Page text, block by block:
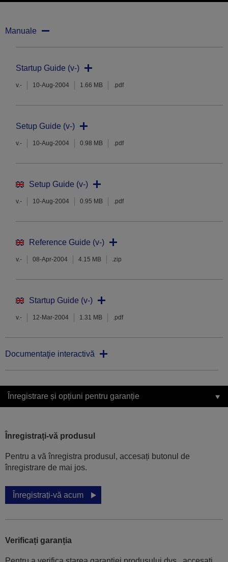
Manuale
Startup Guide (v-)
v.- 10-Aug-2004 1.66 MB .pdf
Setup Guide (v-)
v.- 10-Aug-2004 0.98 MB .pdf
Setup Guide (v-)
v.- 10-Aug-2004 0.95 MB .pdf
Reference Guide (v-)
v.- 08-Apr-2004 4.15 MB .zip
Startup Guide (v-)
v.- 12-Mar-2004 1.31 MB .pdf
Documentaţie interactivă
Înregistrare și opțiuni pentru garanție
Înregistrați-vă produsul
Pentru a vă înregistra produsul, accesați butonul de
înregistrare de mai jos.
Înregistrați-vă acum
Verificați garanția